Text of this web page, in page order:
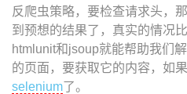
反爬虫策略，要检查请求头，
到预想的结果了，真实的情况
htmlunit和jsoup就能帮助我们
的页面，要获取它的内容，如
selenium了。